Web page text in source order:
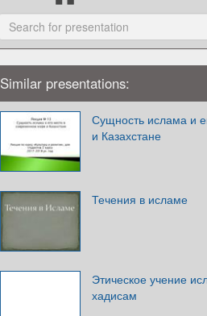
Similar presentations:
Сущность ислама и
и Казахстане
Течения в исламе
Этическое учение
хадисам